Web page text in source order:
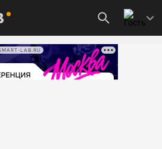
LAB.RU